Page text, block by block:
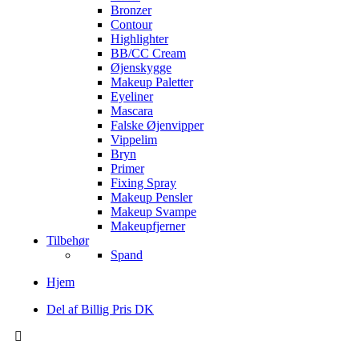
Bronzer
Contour
Highlighter
BB/CC Cream
Øjenskygge
Makeup Paletter
Eyeliner
Mascara
Falske Øjenvipper
Vippelim
Bryn
Primer
Fixing Spray
Makeup Pensler
Makeup Svampe
Makeupfjerner
Tilbehør
Spand
Hjem
Del af Billig Pris DK